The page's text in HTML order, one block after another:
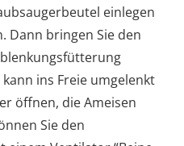
einlegen
Dann bringen Sie den
ins Freie umgelenkt
öffnen, die Ameisen
Sie den